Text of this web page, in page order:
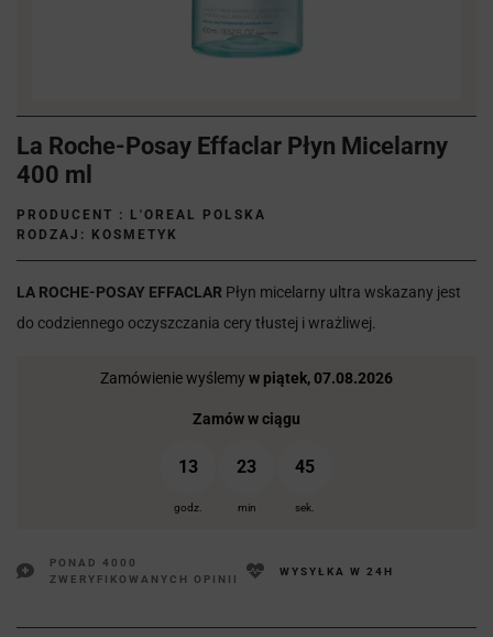
La Roche-Posay Effaclar Płyn Micelarny
400 ml
PRODUCENT :
L'OREAL POLSKA
RODZAJ: KOSMETYK
LA ROCHE-POSAY EFFACLAR Płyn micelarny ultra wskazany jest
do codziennego oczyszczania cery tłustej i wrażliwej.
Zamówienie wyślemy w piątek, 07.08.2026
Zamów w ciągu
13 23 45
godz. min sek.
PONAD 4000
ZWERYFIKOWANYCH OPINII
WYSYŁKA W 24H